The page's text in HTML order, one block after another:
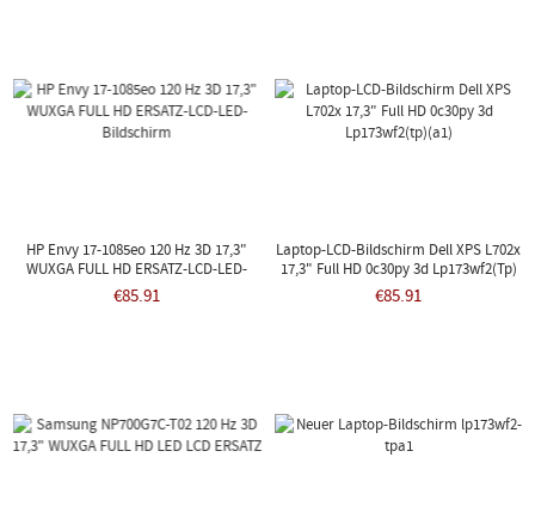
HP Envy 17-1085eo 120 Hz 3D 17,3"
WUXGA FULL HD ERSATZ-LCD-LED-
Bildschirm
€85.91
Laptop-LCD-Bildschirm Dell XPS L702x
17,3" Full HD 0c30py 3d Lp173wf2(tp)
(a1)
€85.91